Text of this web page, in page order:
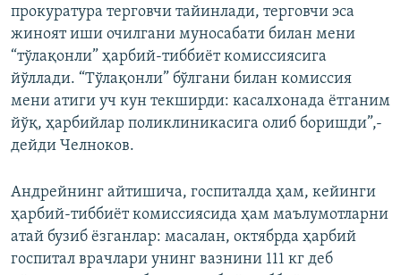
прокуратура терговчи тайинлади, терговчи эса
жиноят иши очилгани муносабати билан мени
“тўлақонли” ҳарбий-тиббиёт комиссиясига
йўллади. “Тўлақонли” бўлгани билан комиссия
мени атиги уч кун текширди: касалхонада ётганим
йўқ, ҳарбийлар поликлиникасига олиб боришди”,-
дейди Челноков.
Андрейнинг айтишича, госпиталда ҳам, кейинги
ҳарбий-тиббиёт комиссиясида ҳам маълумотларни
атай бузиб ёзганлар: масалан, октябрда ҳарбий
госпитал врачлари унинг вазнини 111 кг деб